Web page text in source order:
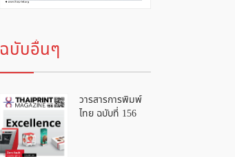
ฉบับอื่นๆ
วารสารการพิมพ์
ไทย ฉบับที่ 156